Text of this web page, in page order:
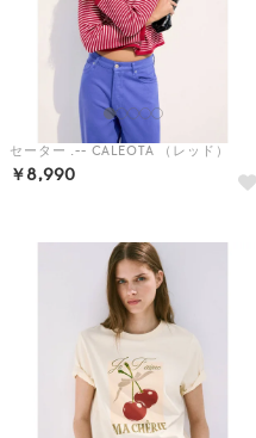
セーター .-- CALEOTA （レッド）
￥8,990